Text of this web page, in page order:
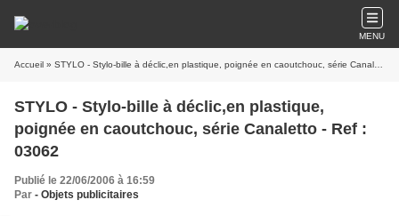
MENU
Accueil » STYLO - Stylo-bille à déclic,en plastique, poignée en caoutchouc, série Canaletto - Ref : 03062
STYLO - Stylo-bille à déclic,en plastique,
poignée en caoutchouc, série Canaletto - Ref :
03062
Publié le 22/06/2006 à 16:59
Par - Objets publicitaires